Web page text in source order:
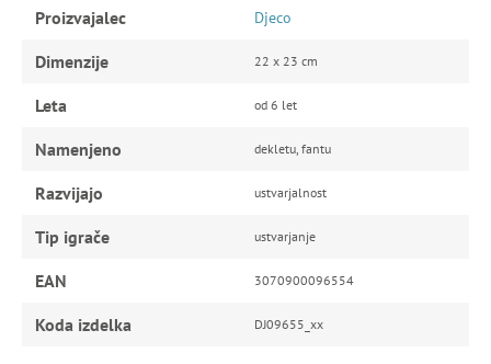
Proizvajalec Djeco
Dimenzije 22 x 23 cm
Leta od 6 let
Namenjeno dekletu, fantu
Razvijajo ustvarjalnost
Tip igrače ustvarjanje
EAN 3070900096554
Koda izdelka DJ09655_xx